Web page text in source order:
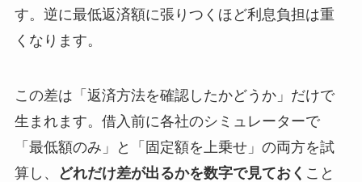
す。逆に最低返済額に張りつくほど利息負担は重
くなります。
この差は「返済方法を確認したかどうか」だけで
生まれます。借入前に各社のシミュレーターで
「最低額のみ」と「固定額を上乗せ」の両方を試
算し、
どれだけ差が出るかを数字で見ておく こと